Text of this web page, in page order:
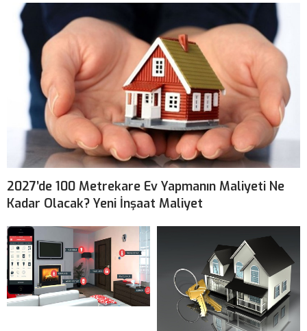
2027’de 100 Metrekare Ev Yapmanın Maliyeti Ne
Kadar Olacak? Yeni İnşaat Maliyet